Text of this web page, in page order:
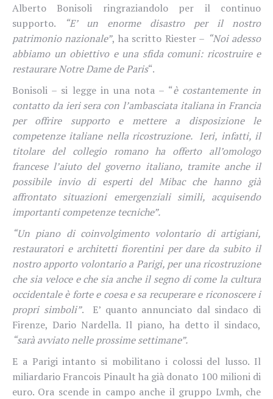
Alberto Bonisoli ringraziandolo per il continuo
supporto.
“E’ un enorme disastro per il nostro
patrimonio nazionale”, ha scritto Riester – “Noi adesso
abbiamo un obiettivo e una sfida comuni: ricostruire e
restaurare Notre Dame de Paris“.
Bonisoli – si legge in una nota – “è costantemente in
contatto da ieri sera con l’ambasciata italiana in Francia
per offrire supporto e mettere a disposizione le
competenze italiane nella ricostruzione. Ieri, infatti, il
titolare del collegio romano ha offerto all’omologo
francese l’aiuto del governo italiano, tramite anche il
possibile invio di esperti del Mibac che hanno già
affrontato situazioni emergenziali simili, acquisendo
importanti competenze tecniche”.
“Un piano di coinvolgimento volontario di artigiani,
restauratori e architetti fiorentini per dare da subito il
nostro apporto volontario a Parigi, per una ricostruzione
che sia veloce e che sia anche il segno di come la cultura
occidentale è forte e coesa e sa recuperare e riconoscere i
propri simboli”. E’ quanto annunciato dal sindaco di
Firenze, Dario Nardella. Il piano, ha detto il sindaco,
“sarà avviato nelle prossime settimane”.
E a Parigi intanto si mobilitano i colossi del lusso. Il
miliardario Francois Pinault ha già donato 100 milioni di
euro. Ora scende in campo anche il gruppo Lvmh, che